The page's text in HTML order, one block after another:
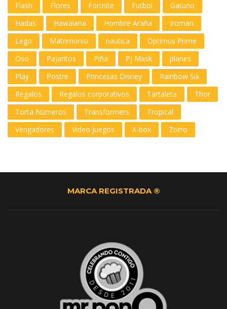
Flash
Flores Fortnite Futbol
Gatuno
Hadas
Hawaiana Hombre Araña
Iroman
Lego
Matrimonio nautica
Optimus Prime
Oso
Pajaritos Piña Pj Mask
planes
Play
Postre Princesas Disney
Rainbow Six
Regalos
Regalos corporativos Tartaleta
Thor
Torta Números
Transformers
Tropical
Vengadores
Video Juegos X-box Zorro
MARCA REGISTRADA ®